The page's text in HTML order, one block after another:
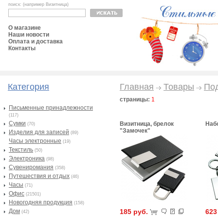
О магазине
Наши новости
Оплата и доставка
Контакты
поиск: (например Визитница)
Категория
Письменные принадлежности
(117)
Сумки (70)
Изделия для записей (89)
Часы электронные (19)
Текстиль (50)
Электроника (98)
Сувениромания (358)
Путешествия и отдых (46)
Часы (71)
Офис (21501)
Новогодняя продукция (158)
Дом (42)
Главная Товары
страницы: 1
Визитница, брелок
"Замочек"
185 руб.